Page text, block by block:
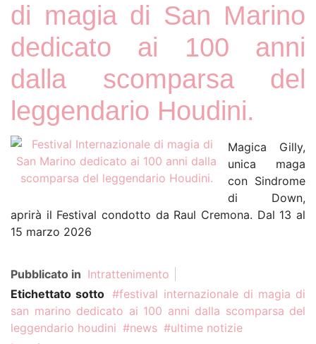
di magia di San Marino
dedicato ai 100 anni
dalla scomparsa del
leggendario Houdini.
Magica Gilly,
unica maga
con Sindrome
di Down,
aprirà il Festival condotto da Raul Cremona. Dal 13 al
15 marzo 2026
Pubblicato in Intrattenimento
Etichettato sotto
festival internazionale di magia di
san marino dedicato ai 100 anni dalla scomparsa del
leggendario houdini
news
ultime notizie